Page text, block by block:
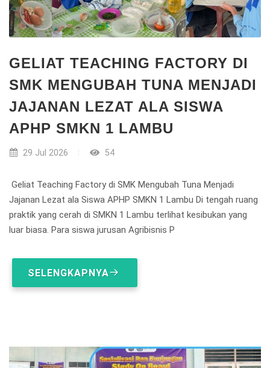
GELIAT TEACHING FACTORY DI
SMK MENGUBAH TUNA MENJADI
JAJANAN LEZAT ALA SISWA
APHP SMKN 1 LAMBU
29 Jul 2026 54
Geliat Teaching Factory di SMK Mengubah Tuna Menjadi
Jajanan Lezat ala Siswa APHP SMKN 1 Lambu Di tengah ruang
praktik yang cerah di SMKN 1 Lambu terlihat kesibukan yang
luar biasa. Para siswa jurusan Agribisnis P
SELENGKAPNYA